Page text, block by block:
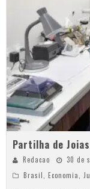
Partilha de Joias
Redacao
30 de
Brasil
Economia